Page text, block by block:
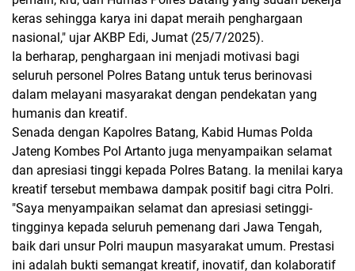
keras sehingga karya ini dapat meraih penghargaan
nasional," ujar AKBP Edi, Jumat (25/7/2025).
Ia berharap, penghargaan ini menjadi motivasi bagi
seluruh personel Polres Batang untuk terus berinovasi
dalam melayani masyarakat dengan pendekatan yang
humanis dan kreatif.
Senada dengan Kapolres Batang, Kabid Humas Polda
Jateng Kombes Pol Artanto juga menyampaikan selamat
dan apresiasi tinggi kepada Polres Batang. Ia menilai karya
kreatif tersebut membawa dampak positif bagi citra Polri.
"Saya menyampaikan selamat dan apresiasi setinggi-
tingginya kepada seluruh pemenang dari Jawa Tengah,
baik dari unsur Polri maupun masyarakat umum. Prestasi
ini adalah bukti semangat kreatif, inovatif, dan kolaboratif